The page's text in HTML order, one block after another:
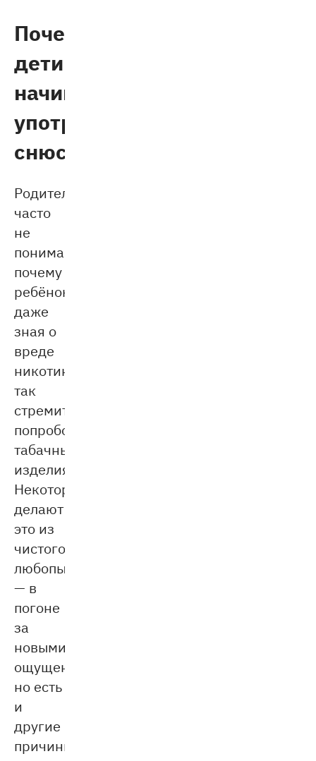
Почему
дети
начинают
употреблять
снюс
Родители
часто
не
понимают,
почему
ребёнок,
даже
зная о
вреде
никотина,
так
стремится
попробовать
табачные
изделия.
Некоторые
делают
это из
чистого
любопытства
— в
погоне
за
новыми
ощущениями,
но есть
и
другие
причины.